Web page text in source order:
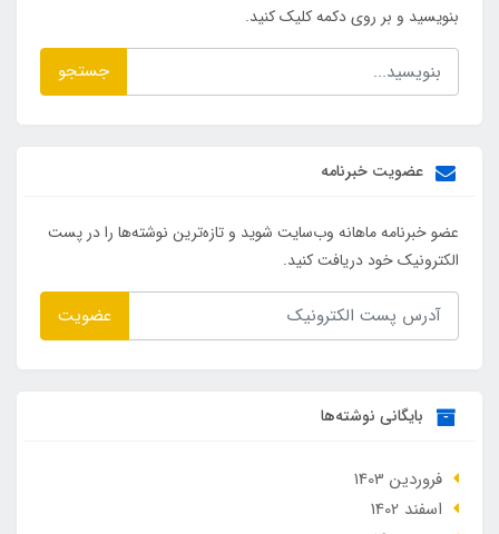
بنویسید و بر روی دکمه کلیک کنید.
جستجو
عضویت خبرنامه
عضو خبرنامه ماهانه وب‌سایت شوید و تازه‌ترین نوشته‌ها را در پست
الکترونیک خود دریافت کنید.
عضویت
بایگانی نوشته‌ها
فروردین 1403
اسفند 1402